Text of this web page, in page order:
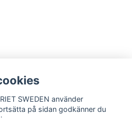
SWEDEN använder
på sidan godkänner du